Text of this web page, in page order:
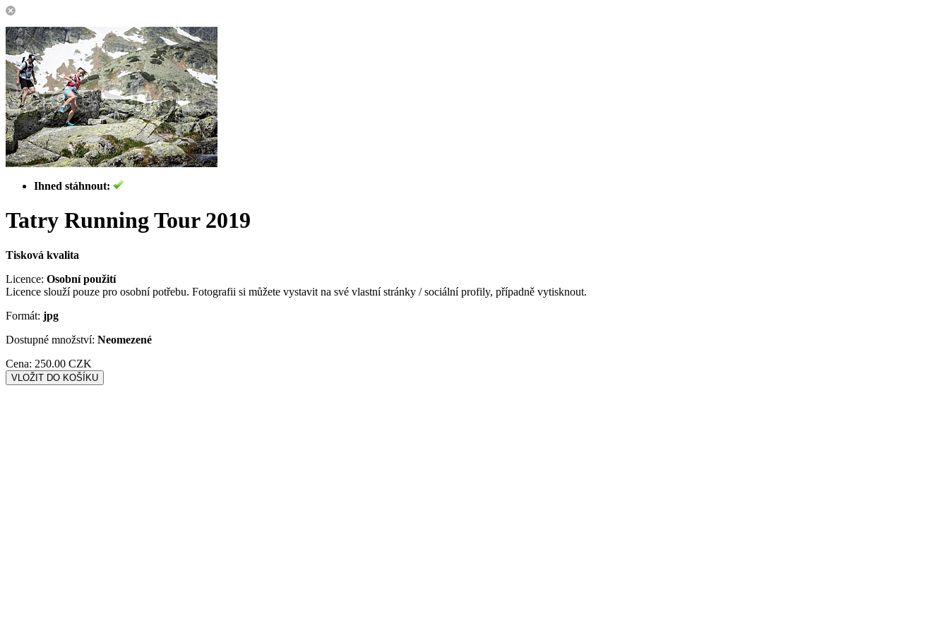
Ihned stáhnout:
Tatry Running Tour 2019
Tisková kvalita
Licence: Osobní použití
Licence slouží pouze pro osobní potřebu. Fotografii si můžete vystavit na své vlastní stránky / sociální profily, případně vytisknout.
Formát: jpg
Dostupné množství: Neomezené
Cena: 250.00 CZK